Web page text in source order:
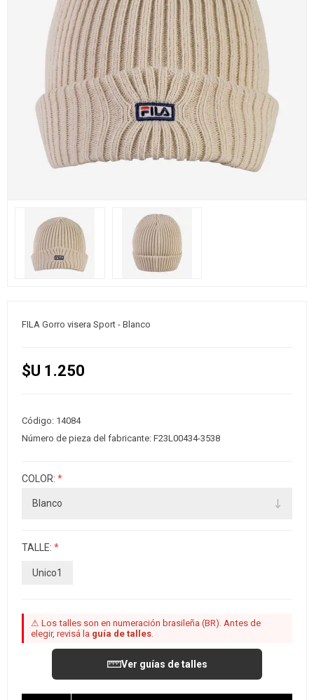
FILA Gorro visera Sport - Blanco
$U 1.250
Código: 14084
Número de pieza del fabricante: F23L00434-3538
COLOR: *
TALLE: *
Unico1
⚠ Los talles son en numeración brasileña (BR). Antes de
elegir, revisá la guía de talles
Ver guías de talles